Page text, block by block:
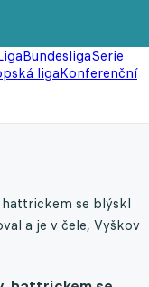
BundesligaSerie
ligaKonferenční
hattrickem se blýskl
a je v čele, Vyškov